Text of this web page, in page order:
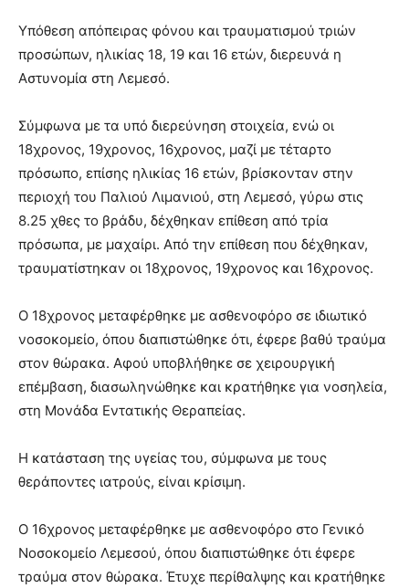
Υπόθεση απόπειρας φόνου και τραυματισμού τριών
προσώπων, ηλικίας 18, 19 και 16 ετών, διερευνά η
Αστυνομία στη Λεμεσό.
Σύμφωνα με τα υπό διερεύνηση στοιχεία, ενώ οι
18χρονος, 19χρονος, 16χρονος, μαζί με τέταρτο
πρόσωπο, επίσης ηλικίας 16 ετών, βρίσκονταν στην
περιοχή του Παλιού Λιμανιού, στη Λεμεσό, γύρω στις
8.25 χθες το βράδυ, δέχθηκαν επίθεση από τρία
πρόσωπα, με μαχαίρι. Από την επίθεση που δέχθηκαν,
τραυματίστηκαν οι 18χρονος, 19χρονος και 16χρονος.
Ο 18χρονος μεταφέρθηκε με ασθενοφόρο σε ιδιωτικό
νοσοκομείο, όπου διαπιστώθηκε ότι, έφερε βαθύ τραύμα
στον θώρακα. Αφού υποβλήθηκε σε χειρουργική
επέμβαση, διασωληνώθηκε και κρατήθηκε για νοσηλεία,
στη Μονάδα Εντατικής Θεραπείας.
Η κατάσταση της υγείας του, σύμφωνα με τους
θεράποντες ιατρούς, είναι κρίσιμη.
Ο 16χρονος μεταφέρθηκε με ασθενοφόρο στο Γενικό
Νοσοκομείο Λεμεσού, όπου διαπιστώθηκε ότι έφερε
τραύμα στον θώρακα. Έτυχε περίθαλψης και κρατήθηκε